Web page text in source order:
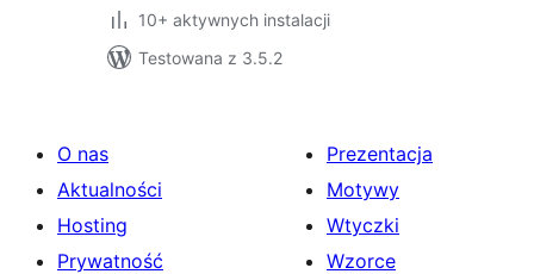
10+ aktywnych instalacji
Testowana z 3.5.2
O nas
Aktualności
Hosting
Prywatność
Prezentacja
Motywy
Wtyczki
Wzorce